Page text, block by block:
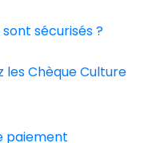
sécurisés ?
les Chèque Culture
paiement